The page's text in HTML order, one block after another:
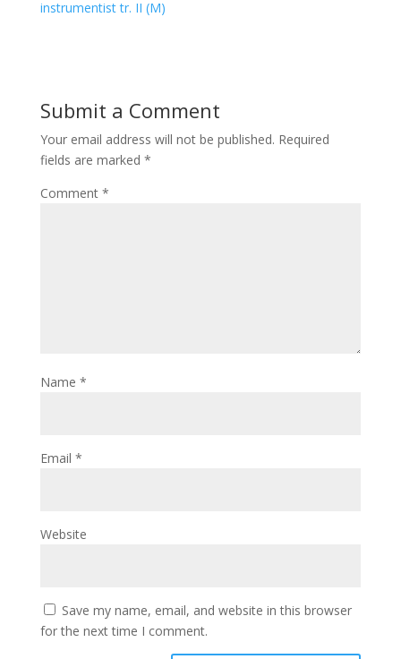
instrumentist tr. II (M)
Submit a Comment
Your email address will not be published. Required
fields are marked *
Comment *
Name *
Email *
Website
Save my name, email, and website in this browser
for the next time I comment.